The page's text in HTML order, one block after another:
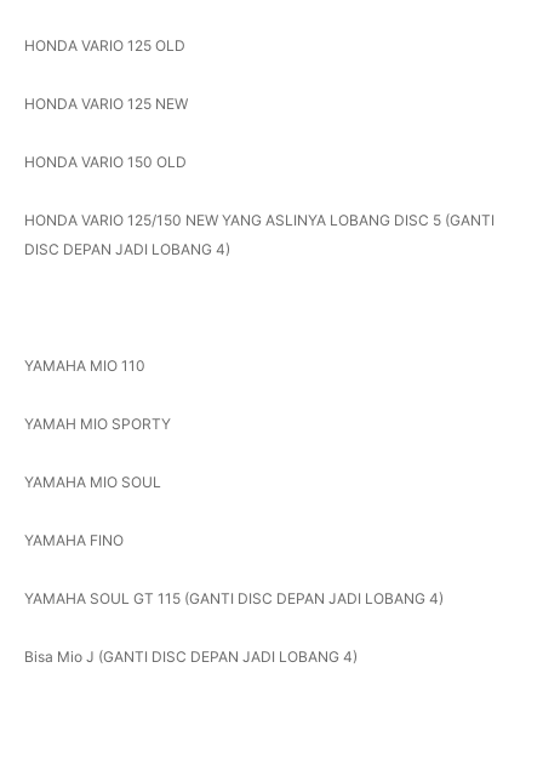
HONDA VARIO 125 OLD
HONDA VARIO 125 NEW
HONDA VARIO 150 OLD
HONDA VARIO 125/150 NEW YANG ASLINYA LOBANG DISC 5 (GANTI
DISC DEPAN JADI LOBANG 4)
YAMAHA MIO 110
YAMAH MIO SPORTY
YAMAHA MIO SOUL
YAMAHA FINO
YAMAHA SOUL GT 115 (GANTI DISC DEPAN JADI LOBANG 4)
Bisa Mio J (GANTI DISC DEPAN JADI LOBANG 4)